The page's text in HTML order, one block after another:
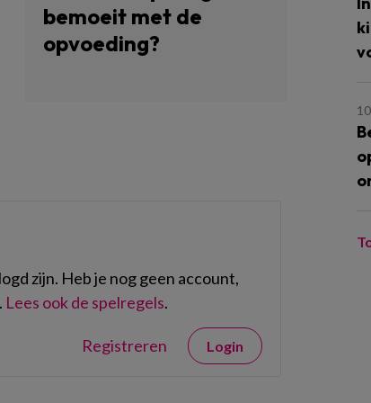
bemoeit met de
opvoeding?
zijn. Heb je nog geen account,
Lees ook de spelregels.
Registreren Login